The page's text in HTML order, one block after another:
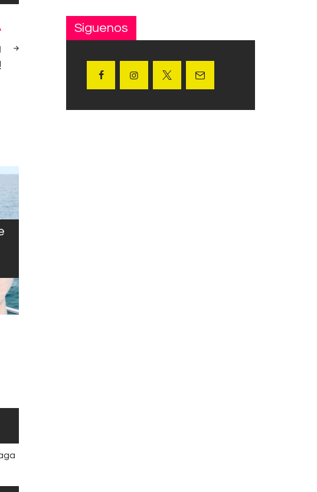
Siguenos